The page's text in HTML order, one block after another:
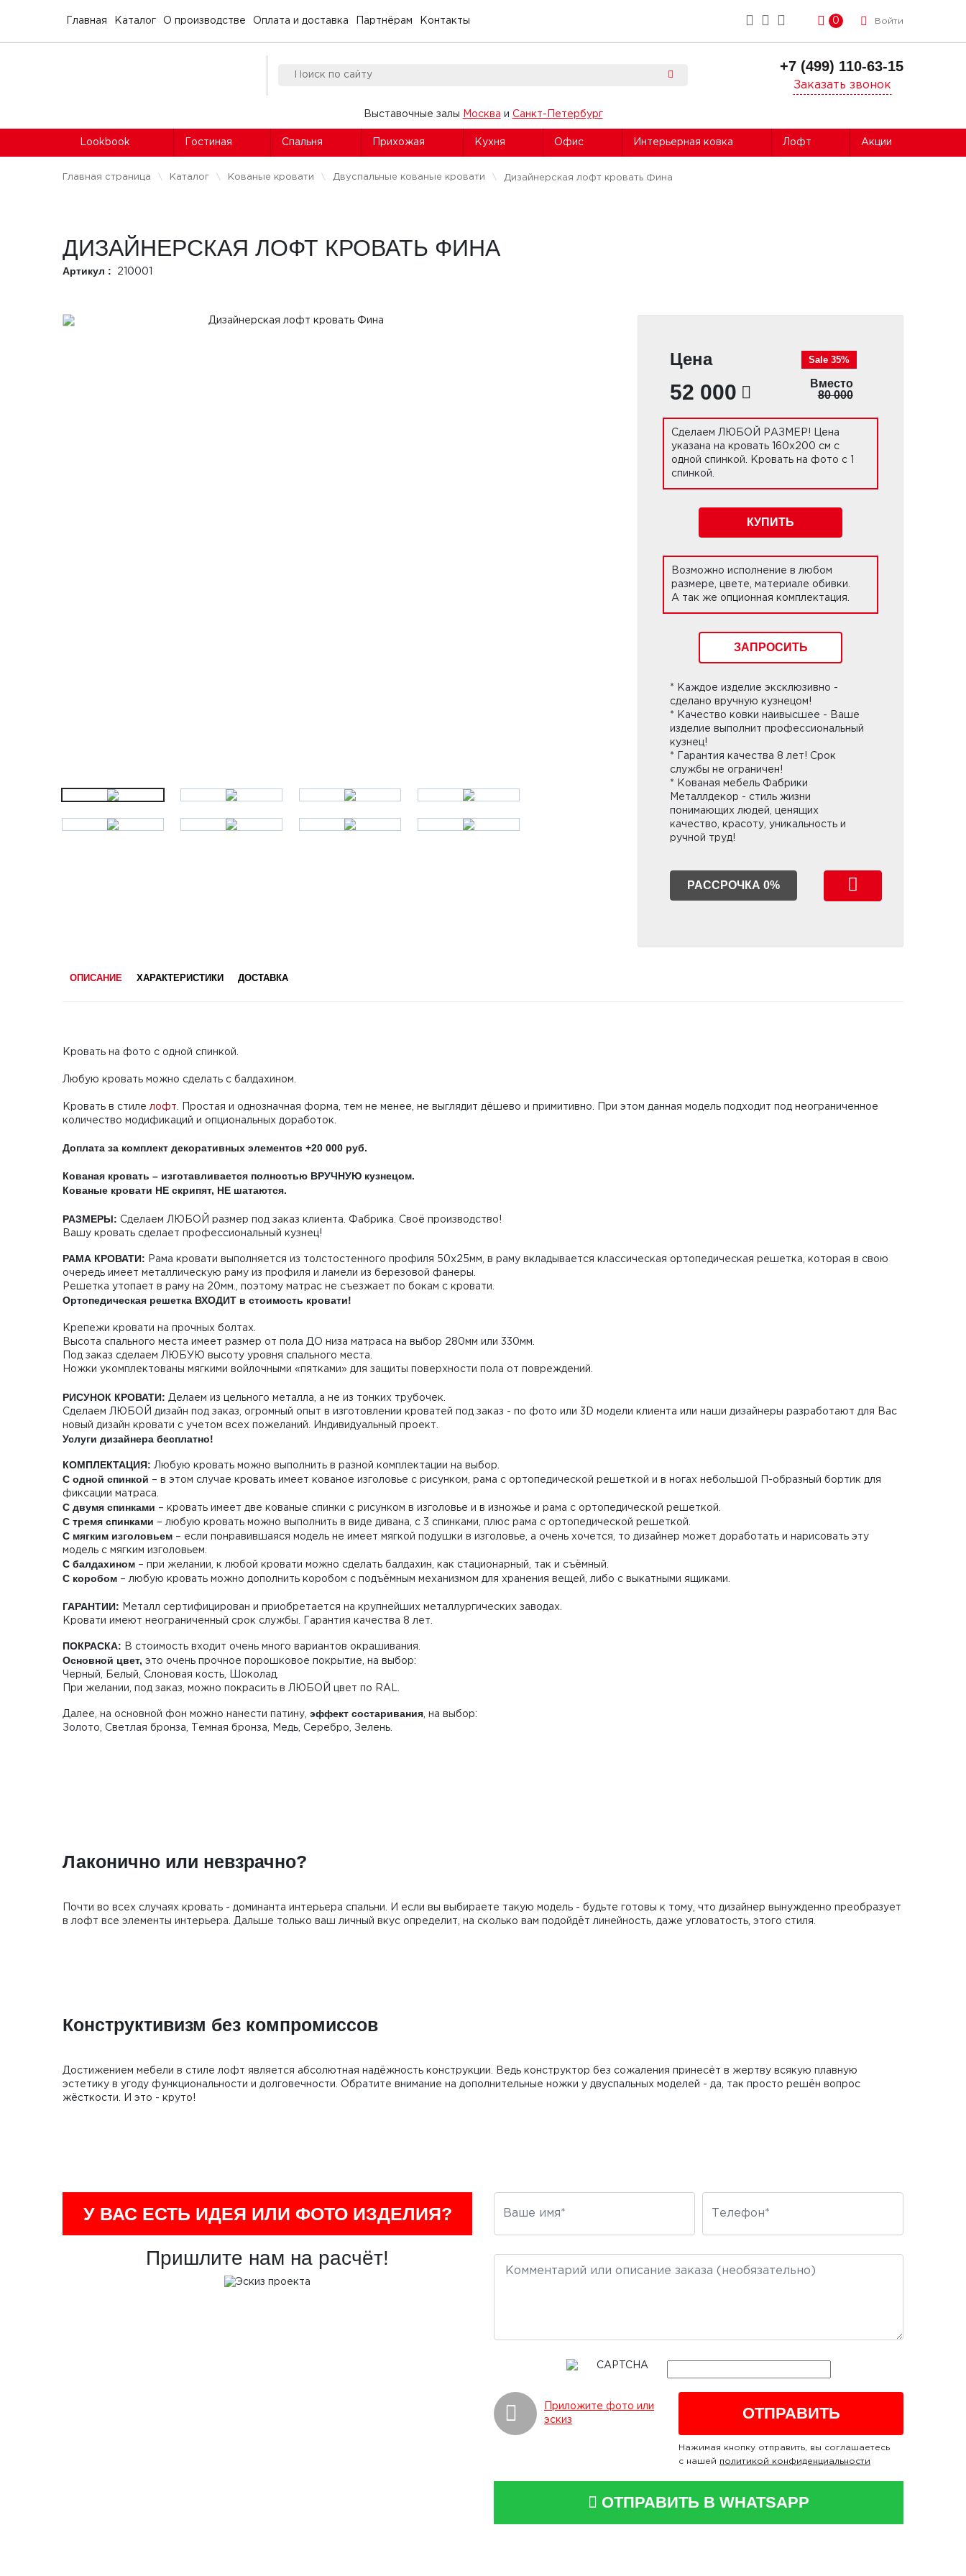
Главная Каталог О производстве Оплата и доставка Партнёрам Контакты 0 Войти
+7 (499) 110-63-15
Заказать звонок
Выставочные залы Москва и Санкт-Петербург
Lookbook Гостиная Спальня Прихожая Кухня Офис Интерьерная ковка Лофт Акции
Главная страница Каталог Кованые кровати Двуспальные кованые кровати Дизайнерская лофт кровать Фина
ДИЗАЙНЕРСКАЯ ЛОФТ КРОВАТЬ ФИНА
Артикул : 210001
Цена
52 000
Sale 35%
Вместо
80 000
Сделаем ЛЮБОЙ РАЗМЕР! Цена
указана на кровать 160х200 см с
одной спинкой. Кровать на фото с 1
спинкой.
КУПИТЬ
Возможно исполнение в любом
размере, цвете, материале обивки.
А так же опционная комплектация.
ЗАПРОСИТЬ
* Каждое изделие эксклюзивно -
сделано вручную кузнецом!
* Качество ковки наивысшее - Ваше
изделие выполнит профессиональный
кузнец!
* Гарантия качества 8 лет! Срок
службы не ограничен!
* Кованая мебель Фабрики
Металлдекор - стиль жизни
понимающих людей, ценящих
качество, красоту, уникальность и
ручной труд!
РАССРОЧКА 0%
ОПИСАНИЕ ХАРАКТЕРИСТИКИ ДОСТАВКА
Кровать на фото с одной спинкой.
Любую кровать можно сделать с балдахином.
Кровать в стиле лофт . Простая и однозначная форма, тем не менее, не выглядит дёшево и примитивно. При этом данная модель подходит под неограниченное
количество модификаций и опциональных доработок.
Доплата за комплект декоративных элементов +20 000 руб.
Кованая кровать – изготавливается полностью ВРУЧНУЮ кузнецом.
Кованые кровати НЕ скрипят, НЕ шатаются.
РАЗМЕРЫ: Сделаем ЛЮБОЙ размер под заказ клиента. Фабрика. Своё производство!
Вашу кровать сделает профессиональный кузнец!
РАМА КРОВАТИ:
Рама кровати выполняется из толстостенного профиля 50х25мм, в раму вкладывается классическая ортопедическая решетка, которая в свою
очередь имеет металлическую раму из профиля и ламели из березовой фанеры.
Решетка утопает в раму на 20мм., поэтому матрас не съезжает по бокам с кровати.
Ортопедическая решетка ВХОДИТ в стоимость кровати!
Крепежи кровати на прочных болтах.
Высота спального места имеет размер от пола ДО низа матраса на выбор 280мм или 330мм.
Под заказ сделаем ЛЮБУЮ высоту уровня спального места.
Ножки укомплектованы мягкими войлочными «пятками» для защиты поверхности пола от повреждений.
РИСУНОК КРОВАТИ: Делаем из цельного металла, а не из тонких трубочек.
Сделаем ЛЮБОЙ дизайн под заказ, огромный опыт в изготовлении кроватей под заказ - по фото или 3D модели клиента или наши дизайнеры разработают для Вас
новый дизайн кровати с учетом всех пожеланий. Индивидуальный проект.
Услуги дизайнера бесплатно!
КОМПЛЕКТАЦИЯ: Любую кровать можно выполнить в разной комплектации на выбор.
С одной спинкой – в этом случае кровать имеет кованое изголовье с рисунком, рама с ортопедической решеткой и в ногах небольшой П-образный бортик для
фиксации матраса.
С двумя спинками – кровать имеет две кованые спинки с рисунком в изголовье и в изножье и рама с ортопедической решеткой.
С тремя спинками – любую кровать можно выполнить в виде дивана, с 3 спинками, плюс рама с ортопедической решеткой.
С мягким изголовьем – если понравившаяся модель не имеет мягкой подушки в изголовье, а очень хочется, то дизайнер может доработать и нарисовать эту
модель с мягким изголовьем.
С балдахином – при желании, к любой кровати можно сделать балдахин, как стационарный, так и съёмный.
С коробом – любую кровать можно дополнить коробом с подъёмным механизмом для хранения вещей, либо с выкатными ящиками.
ГАРАНТИИ: Металл сертифицирован и приобретается на крупнейших металлургических заводах.
Кровати имеют неограниченный срок службы. Гарантия качества 8 лет.
ПОКРАСКА: В стоимость входит очень много вариантов окрашивания.
Основной цвет, это очень прочное порошковое покрытие, на выбор:
Черный, Белый, Слоновая кость, Шоколад.
При желании, под заказ, можно покрасить в ЛЮБОЙ цвет по RAL.
Далее, на основной фон можно нанести патину, эффект состаривания , на выбор:
Золото, Светлая бронза, Темная бронза, Медь, Серебро, Зелень.
Лаконично или невзрачно?
Почти во всех случаях кровать - доминанта интерьера спальни. И если вы выбираете такую модель - будьте готовы к тому, что дизайнер вынужденно преобразует
в лофт все элементы интерьера. Дальше только ваш личный вкус определит, на сколько вам подойдёт линейность, даже угловатость, этого стиля.
Конструктивизм без компромиссов
Достижением мебели в стиле лофт является абсолютная надёжность конструкции. Ведь конструктор без сожаления принесёт в жертву всякую плавную
эстетику в угоду функциональности и долговечности. Обратите внимание на дополнительные ножки у двуспальных моделей - да, так просто решён вопрос
жёсткости. И это - круто!
У ВАС ЕСТЬ ИДЕЯ ИЛИ ФОТО ИЗДЕЛИЯ?
Пришлите нам на расчёт!
Приложите фото или
эскиз
Нажимая кнопку отправить, вы соглашаетесь
с нашей политикой конфиденциальности
ОТПРАВИТЬ В WHATSAPP